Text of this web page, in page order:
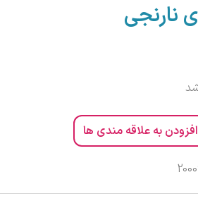
نارنجی
افزودن به علاقه مندی ها